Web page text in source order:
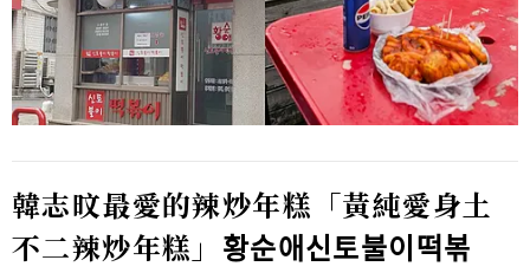
韓志旼最愛的辣炒年糕「黃純愛身土
不二辣炒年糕」 황순애신토불이떡볶